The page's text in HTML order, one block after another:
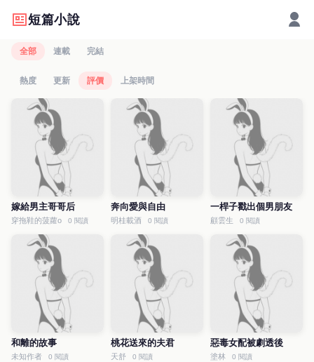
短篇小說
全部 連載 完結
熱度 更新 評價 上架時間
嫁給男主哥哥后
穿拖鞋的菠蘿o 0 閱讀
奔向愛與自由
明桂載酒 0 閱讀
一桿子戳出個男朋友
顧雲生 0 閱讀
和離的故事
未知作者 0 閱讀
桃花送來的夫君
天舒 0 閱讀
惡毒女配被劇透後
塗林 0 閱讀